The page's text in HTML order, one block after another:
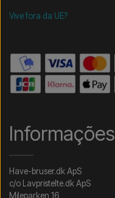
Vive fora da UE?
Informações
Have-bruser.dk ApS
c/o Lavpristelte.dk ApS
Mileparken 16